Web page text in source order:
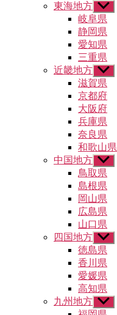
ー
を
表
東海地方 サ
ブ
メ
ニ
ュ
ー
を
表
示
岐阜県
静岡県
愛知県
三重県
近畿地方 サ
ブ
メ
ニ
ュ
ー
を
表
示
滋賀県
京都府
大阪府
兵庫県
奈良県
和歌山県
中国地方 サ
ブ
メ
ニ
ュ
ー
を
表
示
鳥取県
島根県
岡山県
広島県
山口県
四国地方 サ
ブ
メ
ニ
ュ
ー
を
徳島県
香川県
愛媛県
高知県
九州地方 サ
ブ